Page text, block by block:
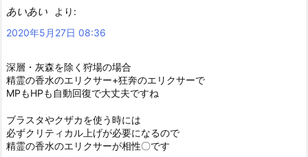
あいあい
より:
2020年5月27日 08:36
深層・灰森を除く狩場の場合
精霊の香水のエリクサー+狂奔のエリクサーで
MPもHPも自動回復で大丈夫ですね
ブラスタやクザカを使う時には
必ずクリティカル上げが必要になるので
精霊の香水のエリクサーが相性〇です